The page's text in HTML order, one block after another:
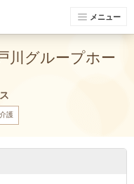
メニュー
川グループホー
護